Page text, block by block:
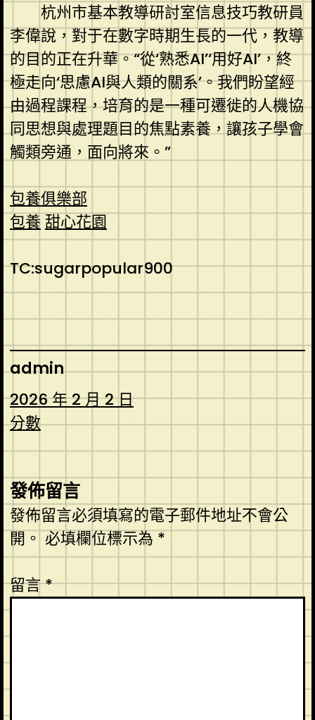
杭州市基本教導研討室信息技巧教研員
李偉說，對于在數字時期生長的一代，教導
的目的正在升華。“從‘熟悉AI’‘用好AI’，終
極走向‘思慮AI與人類的關系’。我們盼望經
由過程課程，培育的是一種可遷徙的人機協
同思想與處理題目的焦點素養，讓孩子學會
觸類旁通，面向將來。”
包養俱樂部
包養 甜心花園
TC:sugarpopular900
admin
2026 年 2 月 2 日
分數
發佈留言
發佈留言必須填寫的電子郵件地址不會公
開。必填欄位標示為*
留言*